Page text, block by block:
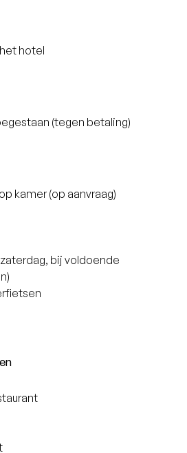
hotel
(tegen betaling)
kamer (op aanvraag)
bij voldoende